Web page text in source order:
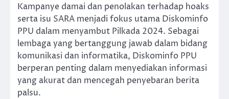
Kampanye damai dan penolakan terhadap hoaks
serta isu SARA menjadi fokus utama Diskominfo
PPU dalam menyambut Pilkada 2024. Sebagai
lembaga yang bertanggung jawab dalam bidang
komunikasi dan informatika, Diskominfo PPU
berperan penting dalam menyediakan informasi
yang akurat dan mencegah penyebaran berita
palsu.